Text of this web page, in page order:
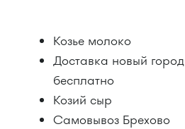
Козье молоко
Доставка новый
бесплатно
Козий сыр
Самовывоз Брехово